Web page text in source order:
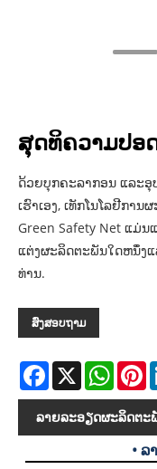
ສຸດທິຄວາມປອ
ດ້ວຍບຸກຄະລາກອນ ແລະ
ເຮົາເອງ, ເທັກໂນໂລຢີກາ
Green Safety Net ແມ່
ແຕ່ງຜະລິດຕະພັນໃດຫນຶ່ງ
ທ່ານ.
ສົ່ງສອບຖາມ
Facebook
X
ລາຍ​ລະ​ອຽດ​ຜະ​ລິດ​ຕະ​
•